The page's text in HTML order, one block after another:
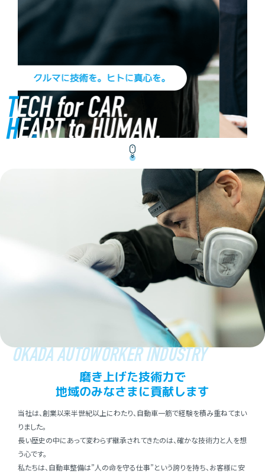
OKADA AUTOWORKER INDUSTRY
磨き上げた技術⼒で
地域のみなさまに貢献します
当社は、創業以来半世紀以上にわたり、⾃動⾞⼀筋で経験を積み重ねてまい
りました。
⻑い歴史の中にあって変わらず継承されてきたのは、確かな技術⼒と⼈を想
う⼼です。
私たちは、⾃動⾞整備は”⼈の命を守る仕事”という誇りを持ち、お客様に安